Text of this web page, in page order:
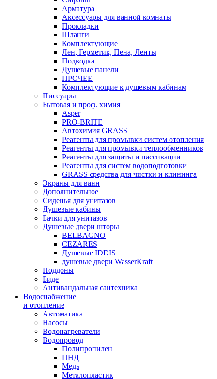
Арматура
Аксессуары для ванной комнаты
Прокладки
Шланги
Комплектующие
Лен, Герметик, Пена, Ленты
Подводка
Душевые панели
ПРОЧЕЕ
Комплектующие к душевым кабинам
Писсуары
Бытовая и проф. химия
Asper
PRO-BRITE
Автохимия GRASS
Реагенты для промывки систем отопления
Реагенты для промывки теплообменников
Реагенты для защиты и пассивации
Реагенты для систем водоподготовки
GRASS средства для чистки и клининга
Экраны для ванн
Дополнительное
Сиденья для унитазов
Душевые кабины
Бачки для унитазов
Душевые двери шторы
BELBAGNO
CEZARES
Душевые IDDIS
душевые двери WasserKraft
Поддоны
Биде
Антивандальная сантехника
Водоснабжение
и отопление
Автоматика
Насосы
Водонагреватели
Водопровод
Полипропилен
ПНД
Медь
Металопластик